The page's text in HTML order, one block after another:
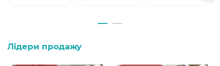
Лідери продажу